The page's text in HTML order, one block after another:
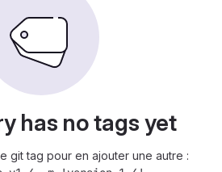
has no tags yet
git tag pour en ajouter une autre :